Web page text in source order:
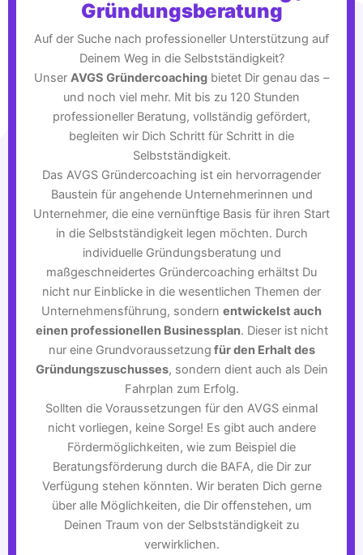
Gründungsberatung
Auf der Suche nach professioneller Unterstützung auf
Deinem Weg in die Selbstständigkeit?
Unser AVGS Gründercoaching bietet Dir genau das –
und noch viel mehr. Mit bis zu 120 Stunden
professioneller Beratung, vollständig gefördert,
begleiten wir Dich Schritt für Schritt in die
Selbstständigkeit.
Das AVGS Gründercoaching ist ein hervorragender
Baustein für angehende Unternehmerinnen und
Unternehmer, die eine vernünftige Basis für ihren Start
in die Selbstständigkeit legen möchten. Durch
individuelle Gründungsberatung und
maßgeschneidertes Gründercoaching erhältst Du
nicht nur Einblicke in die wesentlichen Themen der
Unternehmensführung, sondern entwickelst auch
einen professionellen Businessplan. Dieser ist nicht
nur eine Grundvoraussetzung für den Erhalt des
Gründungszuschusses, sondern dient auch als Dein
Fahrplan zum Erfolg.
Sollten die Voraussetzungen für den AVGS einmal
nicht vorliegen, keine Sorge! Es gibt auch andere
Fördermöglichkeiten, wie zum Beispiel die
Beratungsförderung durch die BAFA, die Dir zur
Verfügung stehen könnten. Wir beraten Dich gerne
über alle Möglichkeiten, die Dir offenstehen, um
Deinen Traum von der Selbstständigkeit zu
verwirklichen.